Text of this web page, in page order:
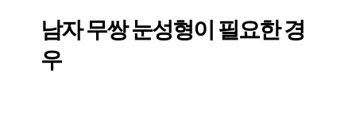
남자 무쌍 눈성형이 필요한 경
우